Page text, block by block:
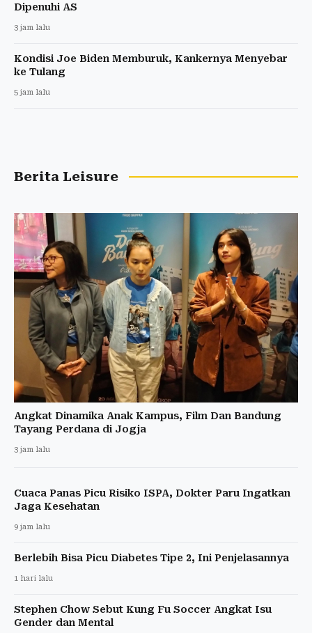
Dipenuhi AS
3 jam lalu
Kondisi Joe Biden Memburuk, Kankernya Menyebar
ke Tulang
5 jam lalu
Berita Leisure
Angkat Dinamika Anak Kampus, Film Dan Bandung
Tayang Perdana di Jogja
3 jam lalu
Cuaca Panas Picu Risiko ISPA, Dokter Paru Ingatkan
Jaga Kesehatan
9 jam lalu
Berlebih Bisa Picu Diabetes Tipe 2, Ini Penjelasannya
1 hari lalu
Stephen Chow Sebut Kung Fu Soccer Angkat Isu
Gender dan Mental